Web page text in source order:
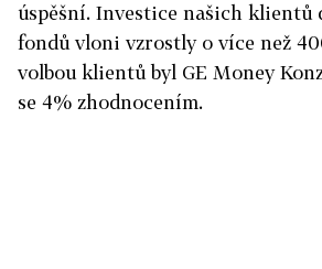
úspěšní. Investice našich klientů
fondů vloni vzrostly o více než
volbou klientů byl GE Money
se 4% zhodnocením.